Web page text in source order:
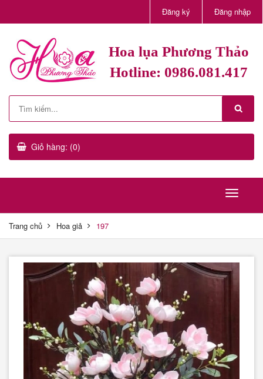
Đăng ký Đăng nhập
Hoa lụa Phương Thảo
Hotline: 0986.081.417
Giỏ hàng: (0)
Trang chủ Hoa giả 197